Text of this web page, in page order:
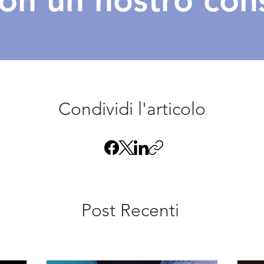
Condividi l'articolo
Post Recenti